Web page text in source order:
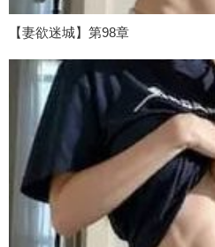
【妻欲迷城】第98章